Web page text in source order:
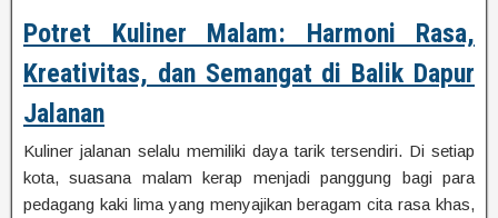
Potret Kuliner Malam: Harmoni Rasa,
Kreativitas, dan Semangat di Balik Dapur
Jalanan
Kuliner jalanan selalu memiliki daya tarik tersendiri. Di setiap
kota, suasana malam kerap menjadi panggung bagi para
pedagang kaki lima yang menyajikan beragam cita rasa khas,